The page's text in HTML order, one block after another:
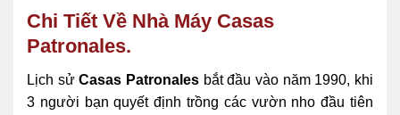
Chi Tiết Về Nhà Máy Casas
Patronales.
Lịch sửCasas Patronales bắt đầu vào năm 1990, khi
3 người bạn quyết định trồng các vườn nho đầu tiên